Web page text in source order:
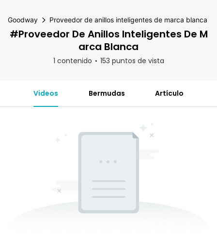
Goodway Proveedor de anillos inteligentes de marca blanca
#Proveedor De Anillos Inteligentes De M
Arca Blanca
1 contenido 153 puntos de vista
Videos Bermudas Artículo